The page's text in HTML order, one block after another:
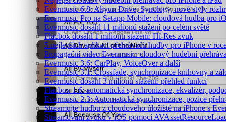
Evermusic 6.8: Aliyun Drive, Synology, nové styly
Evermusic Pro na Setapp Mobile: cloudová hudba pro
Evermusic dosáhl 11 milionů stažení po celém světě
Flacbox dosáhl 1 milionu stažení: Hi-Res zvuk
5 nejlepších aplikací přehrávačů hudby pro iPhone v
Propagační video Evermusic: cloudový hudební
Evermusic 3.6: CarPlay, VoiceOver a další
Evermusic 3.1: Crossfade, synchronizace knihovny a
Evermusic dosáhl 3 milionů stažení: přehled funkcí
Flacbox 1.6: automatická synchronizace, ekvalizér,
Evermusic 2.3: Automatická synchronizace, pozice
Streamujte hudbu z cloudového úložiště na iPhone s
Streamování zvuku v iOS pomocí